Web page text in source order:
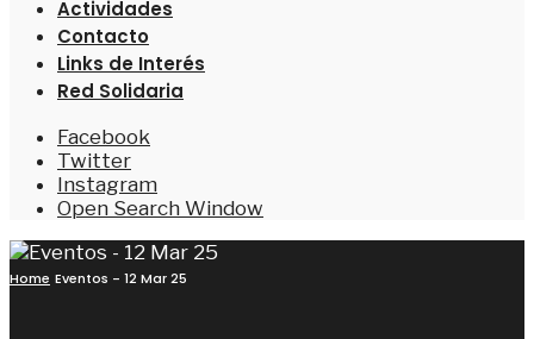
Actividades
Contacto
Links de Interés
Red Solidaria
Facebook
Twitter
Instagram
Open Search Window
Home Eventos - 12 Mar 25